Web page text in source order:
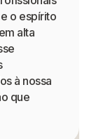
o espírito
alta
à nossa
que